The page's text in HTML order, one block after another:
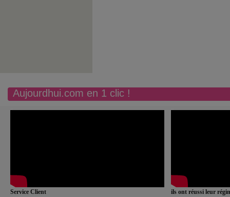
Aujourdhui.com en 1 clic !
Service Client
ils ont réussi leur